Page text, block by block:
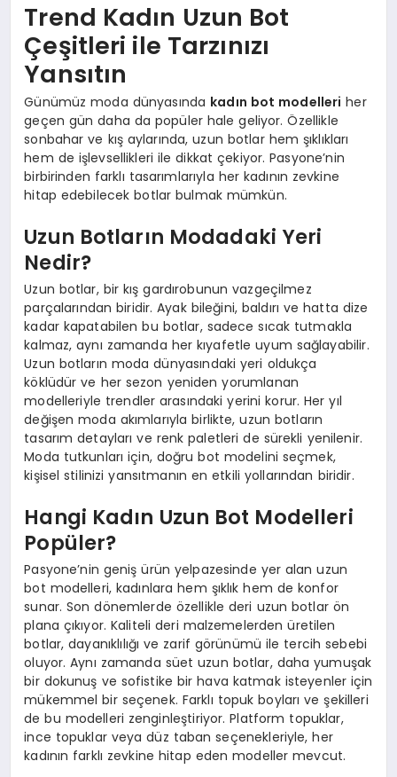
Trend Kadın Uzun Bot
Çeşitleri ile Tarzınızı
Yansıtın
Günümüz moda dünyasında kadın bot modelleri her
geçen gün daha da popüler hale geliyor. Özellikle
sonbahar ve kış aylarında, uzun botlar hem şıklıkları
hem de işlevsellikleri ile dikkat çekiyor. Pasyone’nin
birbirinden farklı tasarımlarıyla her kadının zevkine
hitap edebilecek botlar bulmak mümkün.
Uzun Botların Modadaki Yeri
Nedir?
Uzun botlar, bir kış gardırobunun vazgeçilmez
parçalarından biridir. Ayak bileğini, baldırı ve hatta dize
kadar kapatabilen bu botlar, sadece sıcak tutmakla
kalmaz, aynı zamanda her kıyafetle uyum sağlayabilir.
Uzun botların moda dünyasındaki yeri oldukça
köklüdür ve her sezon yeniden yorumlanan
modelleriyle trendler arasındaki yerini korur. Her yıl
değişen moda akımlarıyla birlikte, uzun botların
tasarım detayları ve renk paletleri de sürekli yenilenir.
Moda tutkunları için, doğru bot modelini seçmek,
kişisel stilinizi yansıtmanın en etkili yollarından biridir.
Hangi Kadın Uzun Bot Modelleri
Popüler?
Pasyone’nin geniş ürün yelpazesinde yer alan uzun
bot modelleri, kadınlara hem şıklık hem de konfor
sunar. Son dönemlerde özellikle deri uzun botlar ön
plana çıkıyor. Kaliteli deri malzemelerden üretilen
botlar, dayanıklılığı ve zarif görünümü ile tercih sebebi
oluyor. Aynı zamanda süet uzun botlar, daha yumuşak
bir dokunuş ve sofistike bir hava katmak isteyenler için
mükemmel bir seçenek. Farklı topuk boyları ve şekilleri
de bu modelleri zenginleştiriyor. Platform topuklar,
ince topuklar veya düz taban seçenekleriyle, her
kadının farklı zevkine hitap eden modeller mevcut.